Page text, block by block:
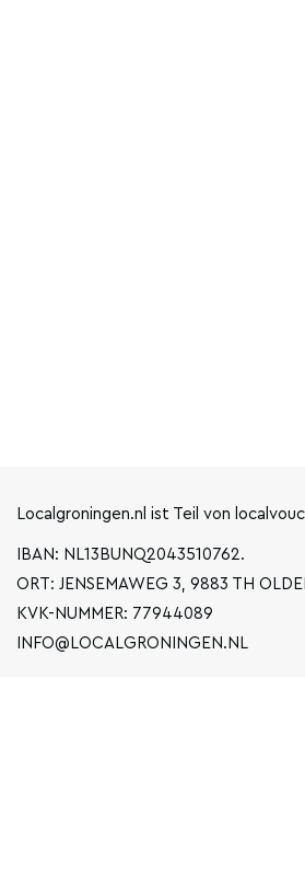
Localgroningen.nl ist Teil von
IBAN: NL13BUNQ2043510762.
ORT: JENSEMAWEG 3, 9883 TH
KVK-NUMMER: 77944089
INFO@LOCALGRONINGEN.NL